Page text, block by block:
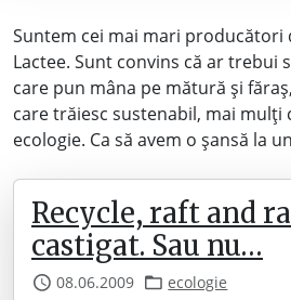
Suntem cei mai mari producători
Lactee. Sunt convins că ar trebui
care pun mâna pe mătură și
care trăiesc sustenabil, mai mulți
ecologie. Ca să avem o șansă la
Recycle, raft and
castigat. Sau nu…
08.06.2009 ecologie